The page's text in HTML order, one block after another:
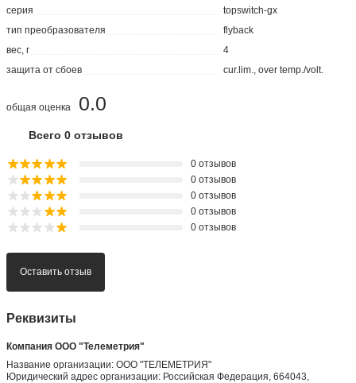
серия
topswitch-gx
тип преобразователя
flyback
вес, г
4
защита от сбоев
cur.lim., over temp./volt.
0.0
общая оценка
Всего 0 отзывов
0 отзывов
0 отзывов
0 отзывов
0 отзывов
0 отзывов
Оставить отзыв
Реквизиты
Компания ООО "Телеметрия"
Название организации: ООО "ТЕЛЕМЕТРИЯ"
Юридический адрес организации: Российская Федерация, 664043,